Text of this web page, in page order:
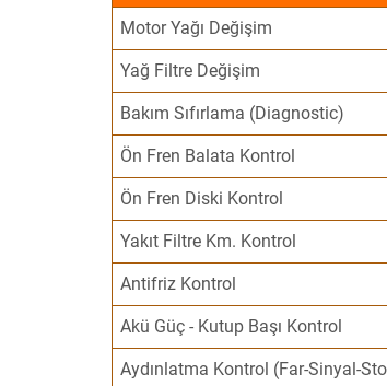
Motor Yağı Değişim
Yağ Filtre Değişim
Bakım Sıfırlama (Diagnostic)
Ön Fren Balata Kontrol
Ön Fren Diski Kontrol
Yakıt Filtre Km. Kontrol
Antifriz Kontrol
Akü Güç - Kutup Başı Kontrol
Aydınlatma Kontrol (Far-Sinyal-